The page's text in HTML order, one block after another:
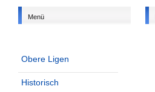
Menü
Obere Ligen
Historisch